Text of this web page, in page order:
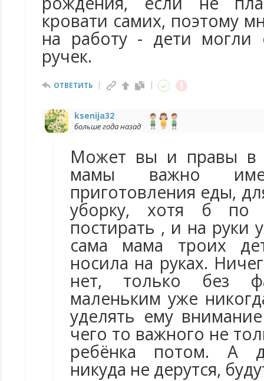
кровати самих, поэтому
на работу - дети могли
ручек.
ОТВЕТИТЬ
ksenija32
больше года назад
Может вы и правы в
мамы важно
приготовления еды,
уборку, хотя б по
постирать , и на руки
сама мама троих
носила на руках.
нет, только без
маленьким уже
уделять ему
чего то важного не
ребёнка потом. А
никуда не дерутся,